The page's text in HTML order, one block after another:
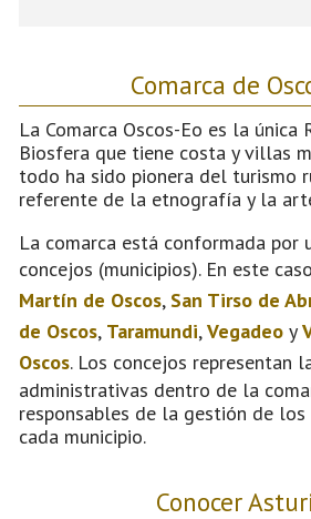
Comarca de
La Comarca Oscos-Eo es la única
Biosfera que tiene costa y villas
todo ha sido pionera del turismo
referente de la etnografía y la
La comarca está conformada por
concejos (municipios). En este
Martín de Oscos, San Tirso de
de Oscos, Taramundi, Vegadeo y
Oscos. Los concejos representan
administrativas dentro de la
responsables de la gestión de
cada municipio.
Conocer